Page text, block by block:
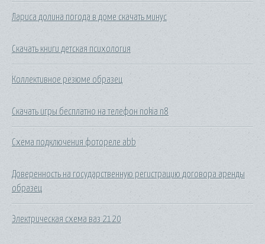
Лариса долина погода в доме скачать минус
Скачать книги детская психология
Коллективное резюме образец
Скачать игры бесплатно на телефон nokia n8
Схема подключения фотореле abb
Доверенность на государственную регистрацию договора аренды
образец
Электрическая схема ваз 2120